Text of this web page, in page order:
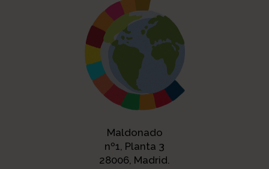
Maldonado
nº1, Planta 3
28006, Madrid.